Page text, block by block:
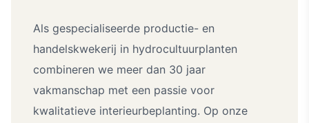
Als gespecialiseerde productie- en
handelskwekerij in hydrocultuurplanten
combineren we meer dan 30 jaar
vakmanschap met een passie voor
kwalitatieve interieurbeplanting. Op onze